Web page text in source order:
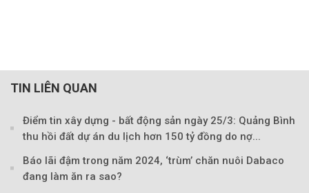
TIN LIÊN QUAN
Điểm tin xây dựng - bất động sản ngày 25/3: Quảng Bình
thu hồi đất dự án du lịch hơn 150 tỷ đồng do nợ...
Báo lãi đậm trong năm 2024, ‘trùm’ chăn nuôi Dabaco
đang làm ăn ra sao?